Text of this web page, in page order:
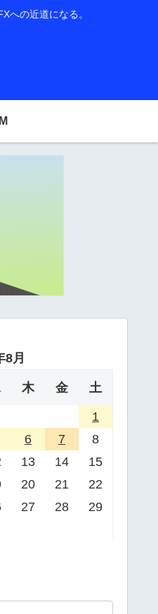
への近道になる。
8月
木 金 土
1
6 7
8
13 14
15
20 21
22
27 28
29